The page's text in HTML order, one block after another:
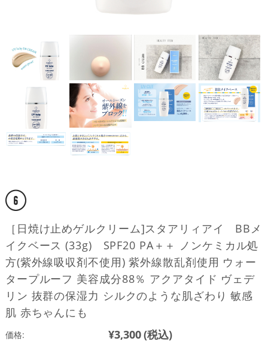
［日焼け止めゲルクリーム]スタアリィアイ BBメ
イクベース (33g) SPF20 PA＋＋ ノンケミカル処
方(紫外線吸収剤不使用) 紫外線散乱剤使用 ウォー
タープルーフ 美容成分88％ アクアタイド ヴェデ
リン 抜群の保湿力 シルクのような肌ざわり 敏感
肌 赤ちゃんにも
価格: ¥3,300(税込)